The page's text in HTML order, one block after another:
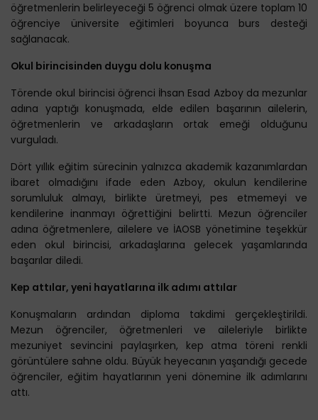
öğretmenlerin belirleyeceği 5 öğrenci olmak üzere toplam 10
öğrenciye üniversite eğitimleri boyunca burs desteği
sağlanacak.
Okul birincisinden duygu dolu konuşma
Törende okul birincisi öğrenci İhsan Esad Azboy da mezunlar
adına yaptığı konuşmada, elde edilen başarının ailelerin,
öğretmenlerin ve arkadaşların ortak emeği olduğunu
vurguladı.
Dört yıllık eğitim sürecinin yalnızca akademik kazanımlardan
ibaret olmadığını ifade eden Azboy, okulun kendilerine
sorumluluk almayı, birlikte üretmeyi, pes etmemeyi ve
kendilerine inanmayı öğrettiğini belirtti. Mezun öğrenciler
adına öğretmenlere, ailelere ve İAOSB yönetimine teşekkür
eden okul birincisi, arkadaşlarına gelecek yaşamlarında
başarılar diledi.
Kep attılar, yeni hayatlarına ilk adımı attılar
Konuşmaların ardından diploma takdimi gerçekleştirildi.
Mezun öğrenciler, öğretmenleri ve aileleriyle birlikte
mezuniyet sevincini paylaşırken, kep atma töreni renkli
görüntülere sahne oldu. Büyük heyecanın yaşandığı gecede
öğrenciler, eğitim hayatlarının yeni dönemine ilk adımlarını
attı.